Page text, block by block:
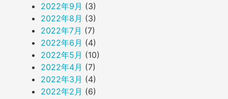
2022年9月 (3)
2022年8月 (3)
2022年7月 (7)
2022年6月 (4)
2022年5月 (10)
2022年4月 (7)
2022年3月 (4)
2022年2月 (6)